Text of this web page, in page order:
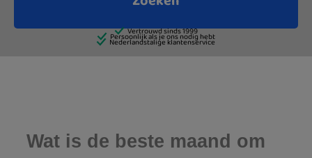
Wat is de beste maand om